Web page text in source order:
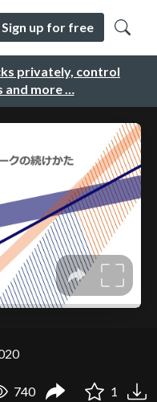
privately, control
and more …
Sign up for free
740 1